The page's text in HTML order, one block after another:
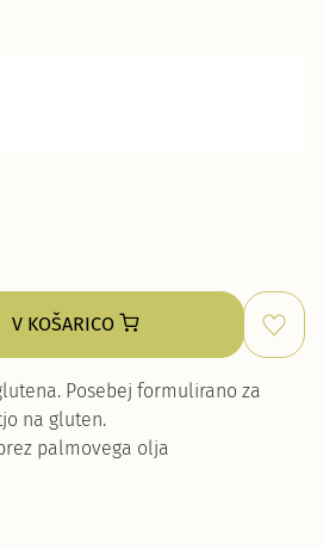
V KOŠARICO
Posebej formulirano za
na gluten.
palmovega olja